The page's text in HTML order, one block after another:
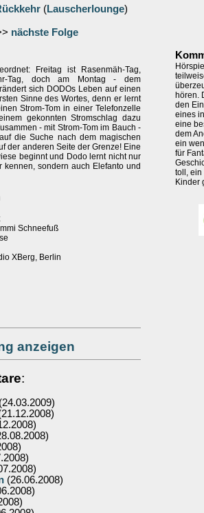
(Lauscherlounge)
nächste Folge
Freitag ist Rasenmäh-Tag,
Tag, doch am Montag - dem
sich DODOs Leben auf einen
Sinne des Wortes, denn er lernt
Strom-Tom in einer Telefonzelle
gekonnten Stromschlag dazu
- mit Strom-Tom im Bauch -
die Suche nach dem magischen
der anderen Seite der Grenze! Eine
beginnt und Dodo lernt nicht nur
kennen, sondern auch Elefanto und
Schneefuß
XBerg, Berlin
anzeigen
:
(24.03.2009)
(26.06.2008)
hören.
den
eines
eine
dem
ein
für
toll, ein
Kinder